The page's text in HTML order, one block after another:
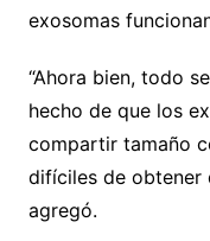
exosomas
“Ahora bien, todo
hecho de que los
compartir tamaño
difíciles de obtener
agregó.